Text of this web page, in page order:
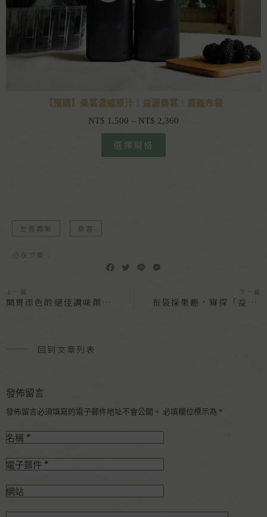
【預購】桑葚濃縮原汁｜益源桑葚｜嘉義布袋
NT$ 1,500 – NT$ 2,360
選擇規格
友善農業 桑葚
分享文章：
s
上一篇
開胃添色的絕佳調味劑，辣椒為料理畫龍點睛
下一篇
布袋採果趣，窺探「益源桑葚」的秘密果園
回到文章列表
發佈留言
發佈留言必須填寫的電子郵件地址不會公開。 必填欄位標示為 *
名稱 *
電子郵件 *
網站